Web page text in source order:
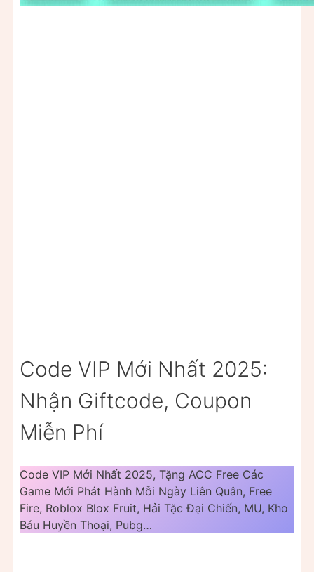
Code VIP Mới Nhất 2025:
Nhận Giftcode, Coupon
Miễn Phí
Code VIP Mới Nhất 2025, Tặng ACC Free Các
Game Mới Phát Hành Mỗi Ngày Liên Quân, Free
Fire, Roblox Blox Fruit, Hải Tặc Đại Chiến, MU, Kho
Báu Huyền Thoại, Pubg…